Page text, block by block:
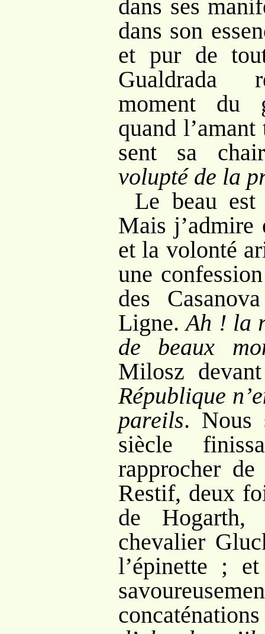
dans ses
dans son
et pur de
Gualdrada
moment du
quand
sent sa
volupté de la
Le beau
Mais j’admire
et la volonté
une
des
Ligne.Ah ! la
de beaux
Milosz
République
pareils. Nous
siècle
rapprocher de
Restif, deux
de
chevalier
l’épinette ; et